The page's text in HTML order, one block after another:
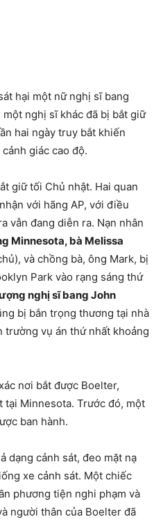
hại một nữ nghị sĩ bang
nghị sĩ khác đã bị bắt giữ
hai ngày truy bắt khiến
giác cao độ.
giữ tối Chủ nhật. Hai quan
với hãng AP, với điều
vẫn đang diễn ra. Nạn nhân
Minnesota, bà Melissa
và chồng bà, ông Mark, bị
Park vào rạng sáng thứ
nghị sĩ bang John
bị bắn trọng thương tại nhà
trường vụ án thứ nhất khoảng
nơi bắt được Boelter,
tại Minnesota. Trước đó, một
ban hành.
dạng cảnh sát, đeo mặt nạ
xe cảnh sát. Một chiếc
phương tiện nghi phạm và
người thân của Boelter đã